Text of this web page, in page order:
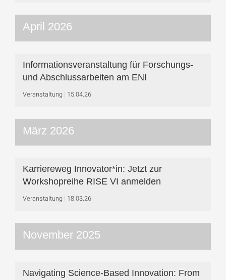
April 2026
Informationsveranstaltung für Forschungs-
und Abschlussarbeiten am ENI
Veranstaltung 15.04.26
März 2026
Karriereweg Innovator*in: Jetzt zur
Workshop­reihe RISE VI anmelden
Veranstaltung 18.03.26
November 2025
Navigating Science-Based Innovation: From